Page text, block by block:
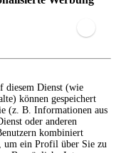
diesem Dienst (wie
können gespeichert
(z. B. Informationen aus
oder anderen
kombiniert
um ein Profil über Sie zu